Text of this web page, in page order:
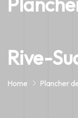
Rive-
Home Plancher